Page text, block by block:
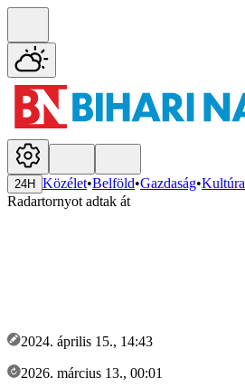
24H Közélet•Belföld•Gazdaság•Kultúra
Radartornyot adtak át
2024. április 15., 14:43
2026. március 13., 00:01